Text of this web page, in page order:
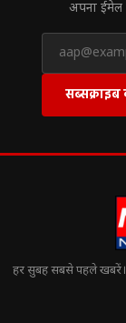
अपना ईमेल
सब्सक्राइब
हर सुबह सबसे पहले खबरें।